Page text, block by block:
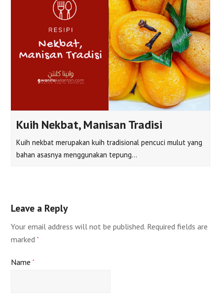
Kuih Nekbat, Manisan Tradisi
Kuih nekbat merupakan kuih tradisional pencuci mulut yang
bahan asasnya menggunakan tepung…
Leave a Reply
Your email address will not be published. Required fields are
marked*
Name*